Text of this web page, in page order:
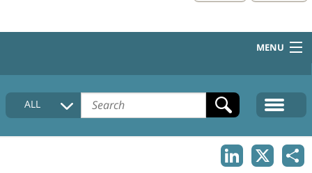
MENU
HOME
COLLECTIONS DESCRIPTION
ALL